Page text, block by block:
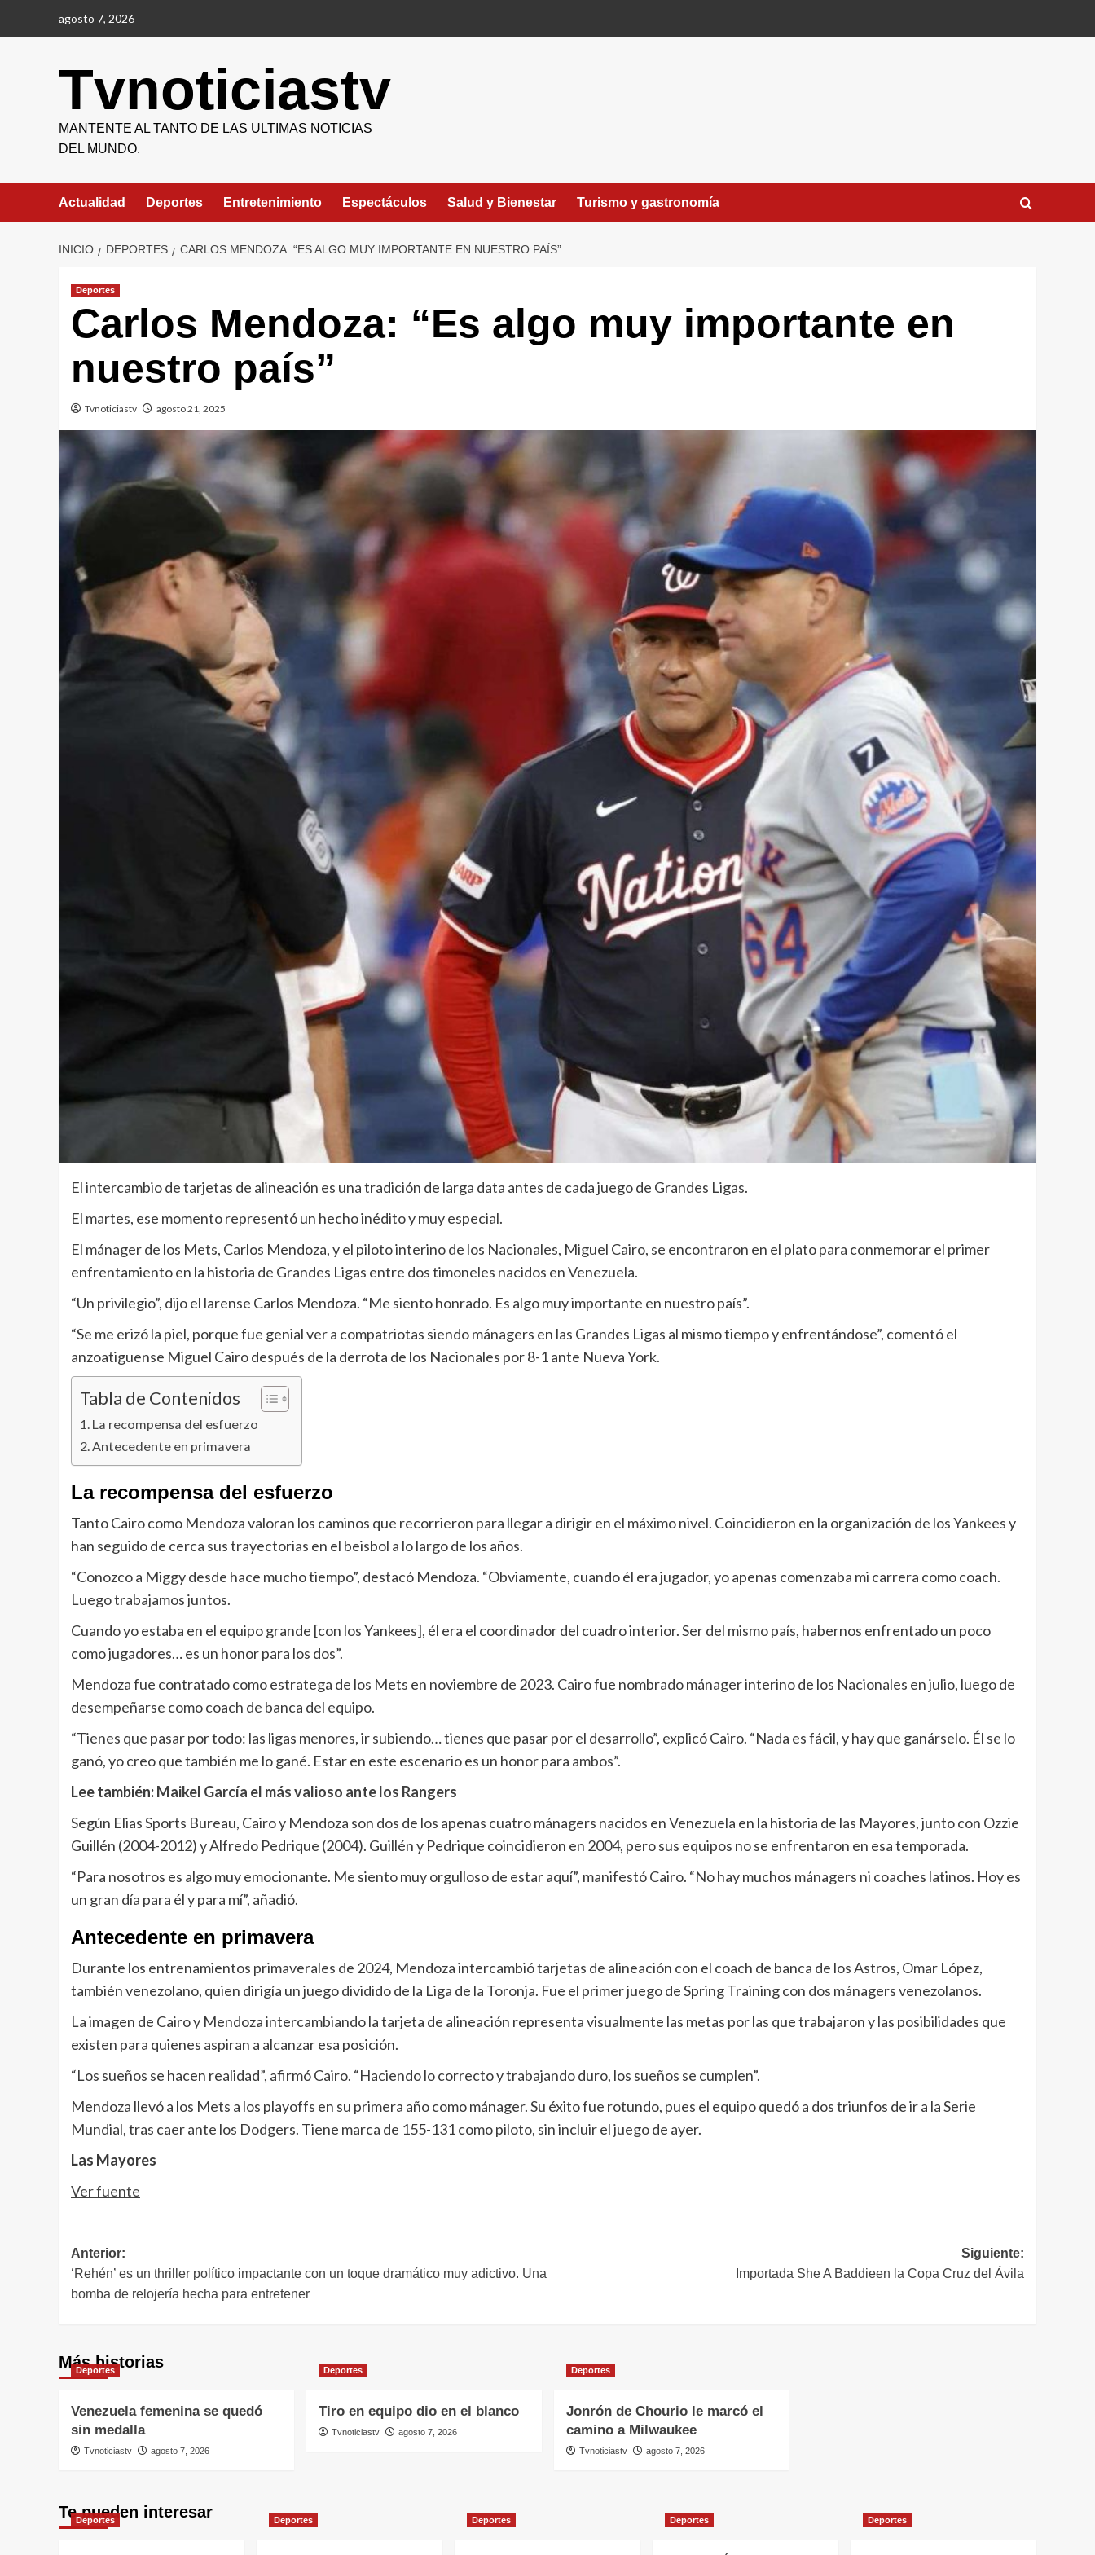
agosto 7, 2026
Tvnoticiastv
MANTENTE AL TANTO DE LAS ULTIMAS NOTICIAS
DEL MUNDO.
Actualidad Deportes Entretenimiento Espectáculos Salud y Bienestar Turismo y gastronomía
INICIO DEPORTES CARLOS MENDOZA: “ES ALGO MUY IMPORTANTE EN NUESTRO PAÍS”
Deportes
Carlos Mendoza: “Es algo muy importante en
nuestro país”
Tvnoticiastv agosto 21, 2025
El intercambio de tarjetas de alineación es una tradición de larga data antes de cada juego de Grandes Ligas.
El martes, ese momento representó un hecho inédito y muy especial.
El mánager de los Mets, Carlos Mendoza, y el piloto interino de los Nacionales, Miguel Cairo, se encontraron en el plato para conmemorar el primer
enfrentamiento en la historia de Grandes Ligas entre dos timoneles nacidos en Venezuela.
“Un privilegio”, dijo el larense Carlos Mendoza. “Me siento honrado. Es algo muy importante en nuestro país”.
“Se me erizó la piel, porque fue genial ver a compatriotas siendo mánagers en las Grandes Ligas al mismo tiempo y enfrentándose”, comentó el
anzoatiguense Miguel Cairo después de la derrota de los Nacionales por 8-1 ante Nueva York.
Tabla de Contenidos
La recompensa del esfuerzo
Antecedente en primavera
La recompensa del esfuerzo
Tanto Cairo como Mendoza valoran los caminos que recorrieron para llegar a dirigir en el máximo nivel. Coincidieron en la organización de los Yankees y
han seguido de cerca sus trayectorias en el beisbol a lo largo de los años.
“Conozco a Miggy desde hace mucho tiempo”, destacó Mendoza. “Obviamente, cuando él era jugador, yo apenas comenzaba mi carrera como coach.
Luego trabajamos juntos.
Cuando yo estaba en el equipo grande [con los Yankees], él era el coordinador del cuadro interior. Ser del mismo país, habernos enfrentado un poco
como jugadores… es un honor para los dos”.
Mendoza fue contratado como estratega de los Mets en noviembre de 2023. Cairo fue nombrado mánager interino de los Nacionales en julio, luego de
desempeñarse como coach de banca del equipo.
“Tienes que pasar por todo: las ligas menores, ir subiendo… tienes que pasar por el desarrollo”, explicó Cairo. “Nada es fácil, y hay que ganárselo. Él se lo
ganó, yo creo que también me lo gané. Estar en este escenario es un honor para ambos”.
Lee también:Maikel García el más valioso ante los Rangers
Según Elias Sports Bureau, Cairo y Mendoza son dos de los apenas cuatro mánagers nacidos en Venezuela en la historia de las Mayores, junto con Ozzie
Guillén (2004-2012) y Alfredo Pedrique (2004). Guillén y Pedrique coincidieron en 2004, pero sus equipos no se enfrentaron en esa temporada.
“Para nosotros es algo muy emocionante. Me siento muy orgulloso de estar aquí”, manifestó Cairo. “No hay muchos mánagers ni coaches latinos. Hoy es
un gran día para él y para mí”, añadió.
Antecedente en primavera
Durante los entrenamientos primaverales de 2024, Mendoza intercambió tarjetas de alineación con el coach de banca de los Astros, Omar López,
también venezolano, quien dirigía un juego dividido de la Liga de la Toronja. Fue el primer juego de Spring Training con dos mánagers venezolanos.
La imagen de Cairo y Mendoza intercambiando la tarjeta de alineación representa visualmente las metas por las que trabajaron y las posibilidades que
existen para quienes aspiran a alcanzar esa posición.
“Los sueños se hacen realidad”, afirmó Cairo. “Haciendo lo correcto y trabajando duro, los sueños se cumplen”.
Mendoza llevó a los Mets a los playoffs en su primera año como mánager. Su éxito fue rotundo, pues el equipo quedó a dos triunfos de ir a la Serie
Mundial, tras caer ante los Dodgers. Tiene marca de 155-131 como piloto, sin incluir el juego de ayer.
Las Mayores
Ver fuente
Navegación
de
entradas
Anterior:
‘Rehén’ es un thriller político impactante con un toque dramático muy adictivo. Una
bomba de relojería hecha para entretener
Siguiente:
Importada She A Baddieen la Copa Cruz del Ávila
Más historias
Deportes
Venezuela femenina se quedó
sin medalla
Tvnoticiastv agosto 7, 2026
Deportes
Tiro en equipo dio en el blanco
Tvnoticiastv agosto 7, 2026
Deportes
Jonrón de Chourio le marcó el
camino a Milwaukee
Tvnoticiastv agosto 7, 2026
Te pueden interesar
Deportes Deportes Deportes Deportes Deportes